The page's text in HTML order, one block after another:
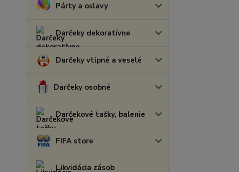
Párty a oslavy
Darčeky dekoratívne
Darčeky vtipné a veselé
Darčeky osobné
Darčekové tašky, balenie
FIFA store
Likvidácia zásob